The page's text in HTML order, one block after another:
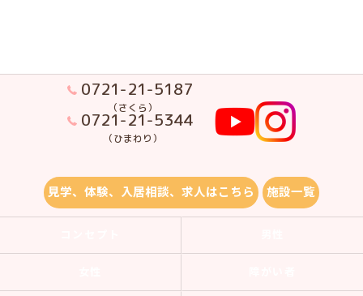
0721-21-5187
（さくら）
0721-21-5344
（ひまわり）
見学、体験、入居相談、求人はこちら 施設一覧